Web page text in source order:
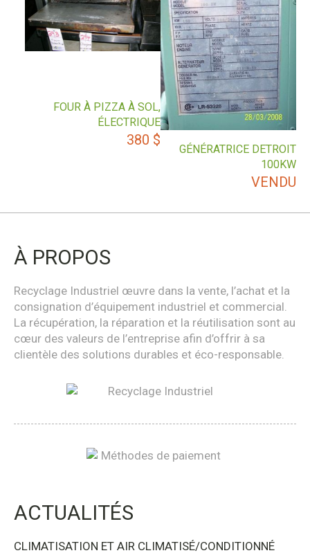
GÉNÉRATRICE DETROIT
100KW
VENDU
FOUR À PIZZA À SOL,
ÉLECTRIQUE
380 $
À PROPOS
Recyclage Industriel œuvre dans la vente, l’achat et la
consignation d’équipement industriel et commercial.
La récupération, la réparation et la réutilisation sont au
cœur des valeurs de l’entreprise afin d’offrir à sa
clientèle des solutions durables et éco-responsable.
ACTUALITÉS
CLIMATISATION ET AIR CLIMATISÉ/CONDITIONNÉ